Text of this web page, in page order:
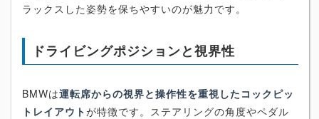
ラックスした姿勢を保ちやすいのが魅力です。
ドライビングポジションと視界性
BMWは運転席からの視界と操作性を重視したコックピッ
トレイアウトが特徴です。ステアリングの角度やペダル